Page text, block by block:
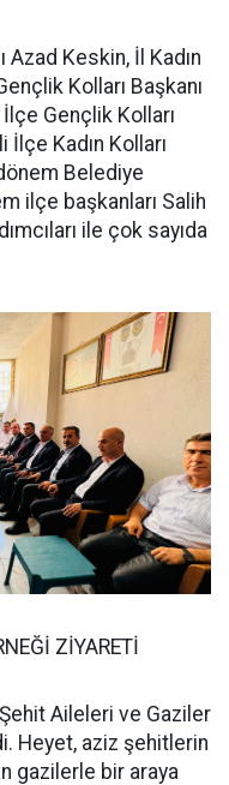
Keskin, İl Kadın
Kolları Başkanı
Gençlik Kolları
İlçe Kadın Kolları
Belediye
ilçe başkanları Salih
ile çok sayıda
ZİYARETİ
Aileleri ve Gaziler
Heyet, aziz şehitlerin
gazilerle bir araya